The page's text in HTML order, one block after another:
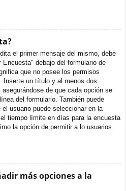
el primer mensaje del mismo, debe
debajo del formulario de
que no posee los permisos
Inserte un título y al menos dos
de que cada opción se
del formulario. También puede
usuario puede seleccionar en la
tiempo límite en días para la encuesta
la opción de permitir a lo usuarios
más opciones a la